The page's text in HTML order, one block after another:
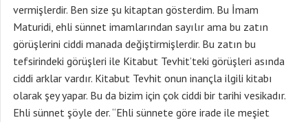
vermişlerdir. Ben size şu kitaptan gösterdim. Bu İmam
Maturidi, ehli sünnet imamlarından sayılır ama bu zatın
görüşlerini ciddi manada değiştirmişlerdir. Bu zatın bu
tefsirindeki görüşleri ile Kitabut Tevhit’teki görüşleri asında
ciddi arklar vardır. Kitabut Tevhit onun inançla ilgili kitabı
olarak şey yapar. Bu da bizim için çok ciddi bir tarihi vesikadır.
Ehli sünnet şöyle der. “Ehli sünnete göre irade ile meşiet